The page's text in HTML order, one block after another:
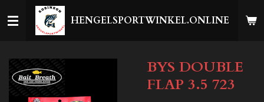
direct
hoofdinhoud
HENGELSPORTWINKEL.ONLINE
BYS DOUBLE
FLAP 3.5 723